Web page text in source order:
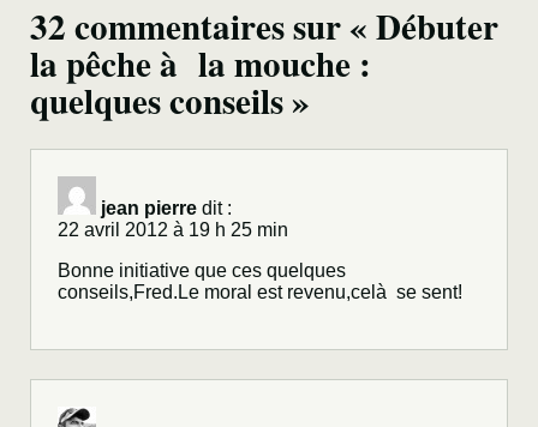
32 commentaires sur « Débuter
la pêche à la mouche :
quelques conseils »
jean pierre dit :
22 avril 2012 à 19 h 25 min
Bonne initiative que ces quelques
conseils,Fred.Le moral est revenu,celà se sent!